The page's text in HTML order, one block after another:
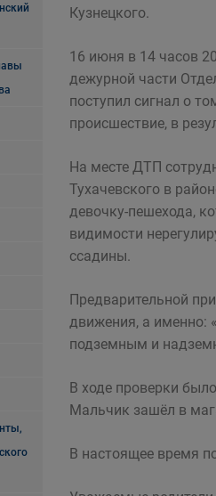
Кузнецкого.
16 июня в 14 часов
дежурной части
поступил сигнал о
происшествие, в
На месте ДТП
Тухачевского в
девочку-пешехода,
видимости
ссадины.
Предварительной
движения, а именно:
подземным и
В ходе проверки
Мальчик зашёл в
В настоящее время